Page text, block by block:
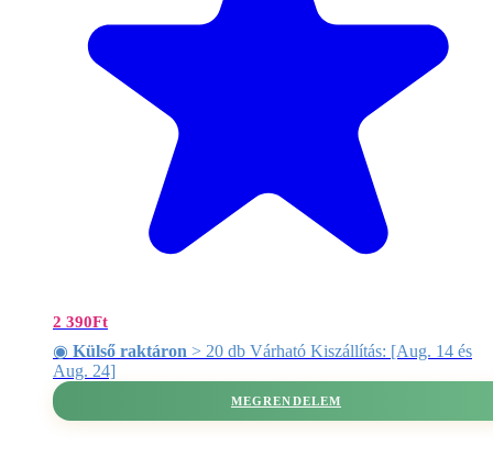
2 390Ft
◉ Külső raktáron > 20 db Várható Kiszállítás: [Aug. 14 és
Aug. 24]
MEGRENDELEM